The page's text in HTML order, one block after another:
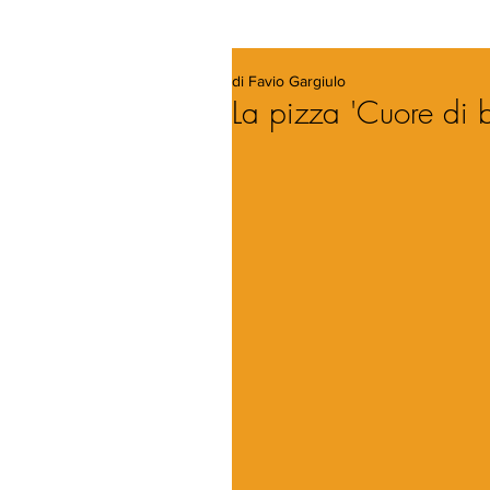
La pizza 'Cuore di
di Favio Gargiulo